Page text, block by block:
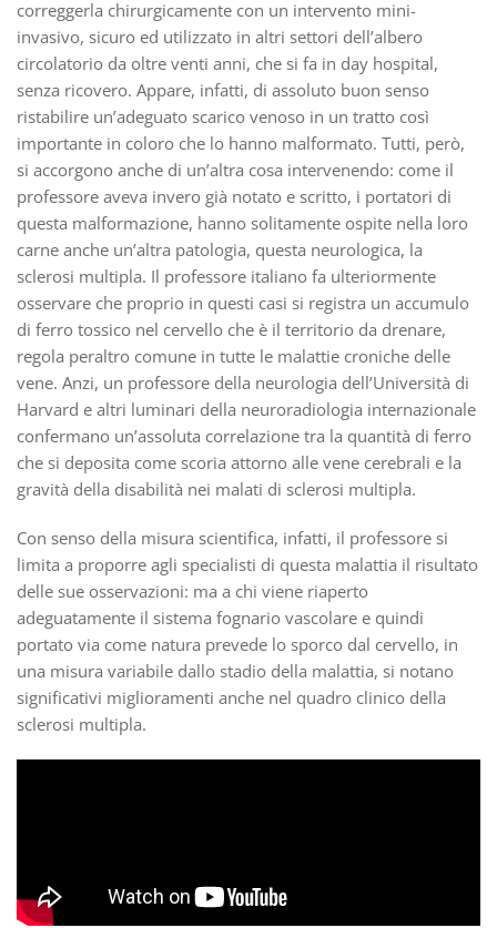
correggerla chirurgicamente con un intervento mini-
invasivo, sicuro ed utilizzato in altri settori dell’albero
circolatorio da oltre venti anni, che si fa in day hospital,
senza ricovero. Appare, infatti, di assoluto buon senso
ristabilire un’adeguato scarico venoso in un tratto così
importante in coloro che lo hanno malformato. Tutti, però,
si accorgono anche di un’altra cosa intervenendo: come il
professore aveva invero già notato e scritto, i portatori di
questa malformazione, hanno solitamente ospite nella loro
carne anche un’altra patologia, questa neurologica, la
sclerosi multipla. Il professore italiano fa ulteriormente
osservare che proprio in questi casi si registra un accumulo
di ferro tossico nel cervello che è il territorio da drenare,
regola peraltro comune in tutte le malattie croniche delle
vene. Anzi, un professore della neurologia dell’Università di
Harvard e altri luminari della neuroradiologia internazionale
confermano un’assoluta correlazione tra la quantità di ferro
che si deposita come scoria attorno alle vene cerebrali e la
gravità della disabilità nei malati di sclerosi multipla.
Con senso della misura scientifica, infatti, il professore si
limita a proporre agli specialisti di questa malattia il risultato
delle sue osservazioni: ma a chi viene riaperto
adeguatamente il sistema fognario vascolare e quindi
portato via come natura prevede lo sporco dal cervello, in
una misura variabile dallo stadio della malattia, si notano
significativi miglioramenti anche nel quadro clinico della
sclerosi multipla.